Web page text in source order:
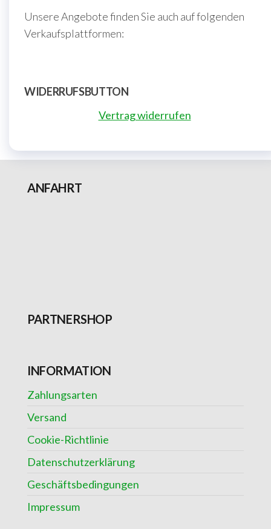
Unsere Angebote finden Sie auch auf folgenden
Verkaufsplattformen:
WIDERRUFSBUTTON
Vertrag widerrufen
ANFAHRT
PARTNERSHOP
INFORMATION
Zahlungsarten
Versand
Cookie-Richtlinie
Datenschutzerklärung
Geschäftsbedingungen
Impressum